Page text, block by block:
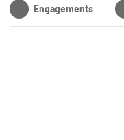
Engagements